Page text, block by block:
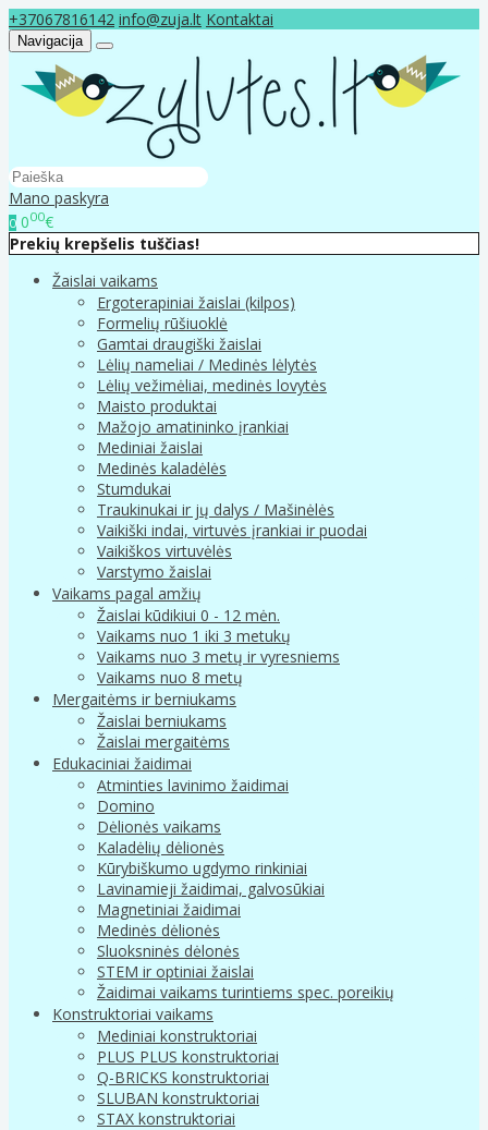
+37067816142 info@zuja.lt Kontaktai
Navigacija
Mano paskyra
0 000€
Prekių krepšelis tuščias!
Žaislai vaikams
Ergoterapiniai žaislai (kilpos)
Formelių rūšiuoklė
Gamtai draugiški žaislai
Lėlių nameliai / Medinės lėlytės
Lėlių vežimėliai, medinės lovytės
Maisto produktai
Mažojo amatininko įrankiai
Mediniai žaislai
Medinės kaladėlės
Stumdukai
Traukinukai ir jų dalys / Mašinėlės
Vaikiški indai, virtuvės įrankiai ir puodai
Vaikiškos virtuvėlės
Varstymo žaislai
Vaikams pagal amžių
Žaislai kūdikiui 0 - 12 mėn.
Vaikams nuo 1 iki 3 metukų
Vaikams nuo 3 metų ir vyresniems
Vaikams nuo 8 metų
Mergaitėms ir berniukams
Žaislai berniukams
Žaislai mergaitėms
Edukaciniai žaidimai
Atminties lavinimo žaidimai
Domino
Dėlionės vaikams
Kaladėlių dėlionės
Kūrybiškumo ugdymo rinkiniai
Lavinamieji žaidimai, galvosūkiai
Magnetiniai žaidimai
Medinės dėlionės
Sluoksninės dėlonės
STEM ir optiniai žaislai
Žaidimai vaikams turintiems spec. poreikių
Konstruktoriai vaikams
Mediniai konstruktoriai
PLUS PLUS konstruktoriai
Q-BRICKS konstruktoriai
SLUBAN konstruktoriai
STAX konstruktoriai